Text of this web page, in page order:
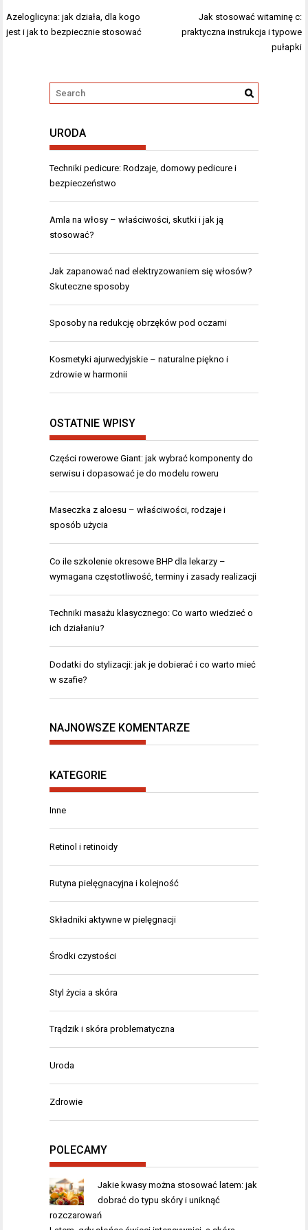
Nawigacja
wpisu
Azeloglicyna: jak działa, dla kogo
jest i jak to bezpiecznie stosować
Jak stosować witaminę c:
praktyczna instrukcja i typowe
pułapki
URODA
Techniki pedicure: Rodzaje, domowy pedicure i
bezpieczeństwo
Amla na włosy – właściwości, skutki i jak ją
stosować?
Jak zapanować nad elektryzowaniem się włosów?
Skuteczne sposoby
Sposoby na redukcję obrzęków pod oczami
Kosmetyki ajurwedyjskie – naturalne piękno i
zdrowie w harmonii
OSTATNIE WPISY
Części rowerowe Giant: jak wybrać komponenty do
serwisu i dopasować je do modelu roweru
Maseczka z aloesu – właściwości, rodzaje i
sposób użycia
Co ile szkolenie okresowe BHP dla lekarzy –
wymagana częstotliwość, terminy i zasady realizacji
Techniki masażu klasycznego: Co warto wiedzieć o
ich działaniu?
Dodatki do stylizacji: jak je dobierać i co warto mieć
w szafie?
NAJNOWSZE KOMENTARZE
KATEGORIE
Inne
Retinol i retinoidy
Rutyna pielęgnacyjna i kolejność
Składniki aktywne w pielęgnacji
Środki czystości
Styl życia a skóra
Trądzik i skóra problematyczna
Uroda
Zdrowie
POLECAMY
Jakie kwasy można stosować latem: jak
dobrać do typu skóry i uniknąć
rozczarowań